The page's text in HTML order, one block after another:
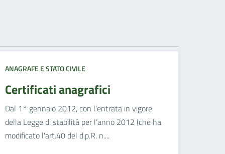
ANAGRAFE E STATO CIVILE
Certificati anagrafici
Dal 1° gennaio 2012, con l’entrata in vigore
della Legge di stabilità per l’anno 2012 (che ha
modificato l'art.40 del d.p.R. n....